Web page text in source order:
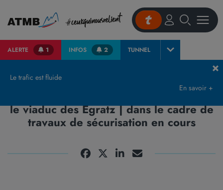
ALERTE 1 INFOS 2 TUNNEL
Le trafic est fluide
En savoir +
le viaduc des Egratz | dans le cadre de
travaux de sécurisation en cours